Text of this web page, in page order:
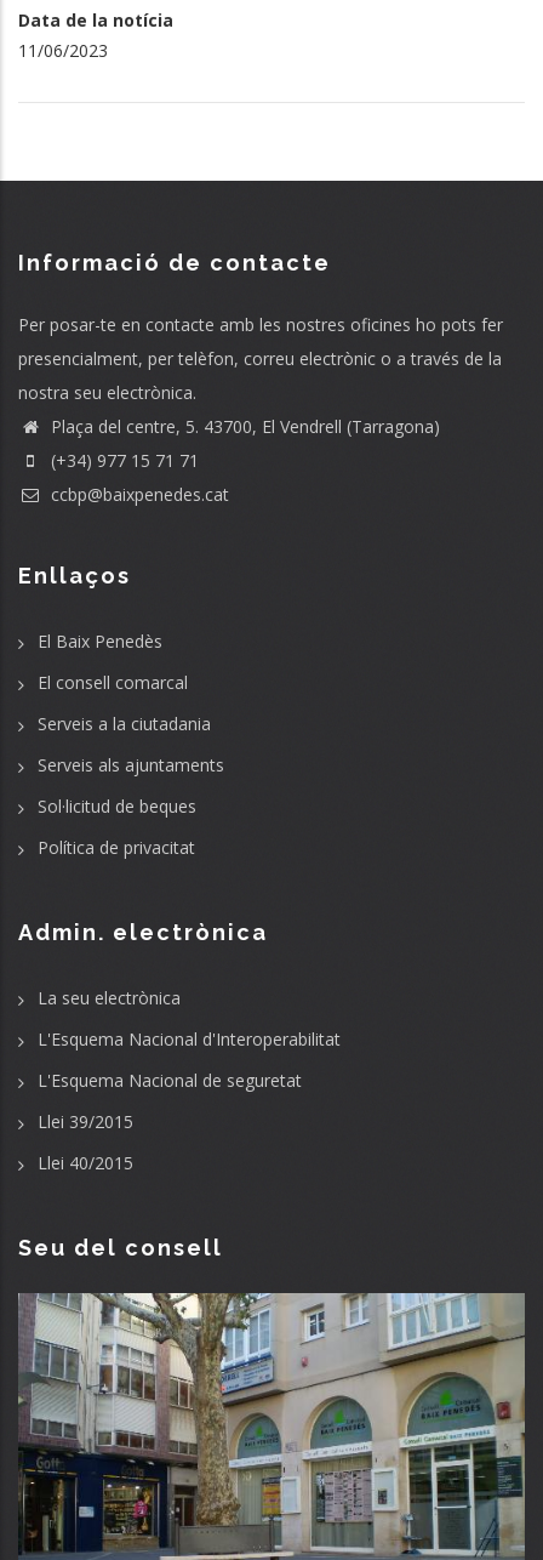
Data de la notícia
11/06/2023
Informació de contacte
Per posar-te en contacte amb les nostres oficines ho pots fer
presencialment, per telèfon, correu electrònic o a través de la
nostra seu electrònica.
Plaça del centre, 5. 43700, El Vendrell (Tarragona)
(+34) 977 15 71 71
ccbp@baixpenedes.cat
Enllaços
El Baix Penedès
El consell comarcal
Serveis a la ciutadania
Serveis als ajuntaments
Sol·licitud de beques
Política de privacitat
Admin. electrònica
La seu electrònica
L'Esquema Nacional d'Interoperabilitat
L'Esquema Nacional de seguretat
Llei 39/2015
Llei 40/2015
Seu del consell